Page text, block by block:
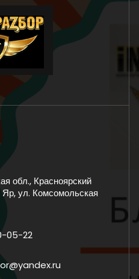
обл., Красноярский
ул. Комсомольская
05-22